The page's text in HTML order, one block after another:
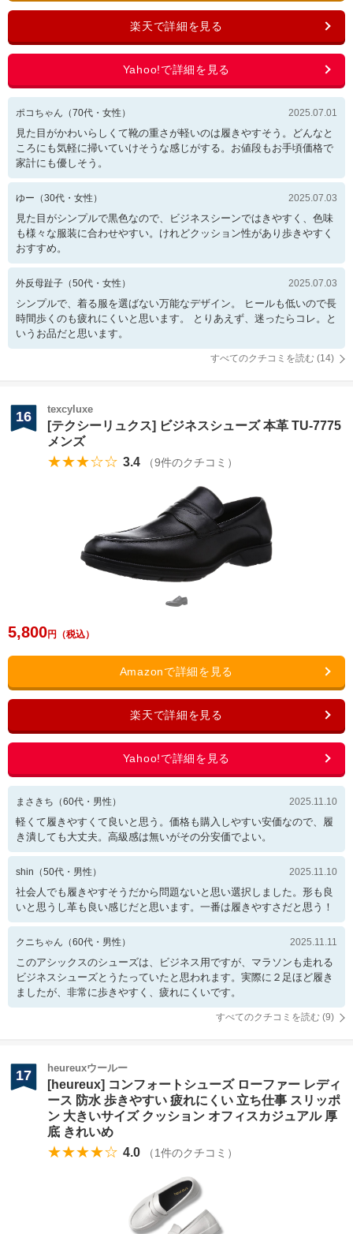
ポコちゃん （70代・ 女性 ） 2025.07.01
見た目がかわいらしくて靴の重さが軽いのは履きやすそう。どんなと
ころにも気軽に掃いていけそうな感じがする。お値段もお手頃価格で
家計にも優しそう。
ゆー （30代・ 女性 ） 2025.07.03
見た目がシンプルで黒色なので、ビジネスシーンではきやすく、色味
も様々な服装に合わせやすい。けれどクッション性があり歩きやすく
おすすめ。
外反母趾子 （50代・ 女性 ） 2025.07.03
シンプルで、着る服を選ばない万能なデザイン。 ヒールも低いので長
時間歩くのも疲れにくいと思います。 とりあえず、迷ったらコレ。と
いうお品だと思います。
すべてのクチコミを読む (14)
16 texcyluxe
[テクシーリュクス] ビジネスシューズ 本革 TU-7775
メンズ
★★★☆☆ 3.4 （9件のクチコミ）
5,800
まさきち （60代・ 男性 ） 2025.11.10
軽くて履きやすくて良いと思う。価格も購入しやすい安価なので、履
き潰しても大丈夫。高級感は無いがその分安価でよい。
shin （50代・ 男性 ） 2025.11.10
社会人でも履きやすそうだから問題ないと思い選択しました。形も良
いと思うし革も良い感じだと思います。一番は履きやすさだと思う！
クニちゃん （60代・ 男性 ） 2025.11.11
このアシックスのシューズは、ビジネス用ですが、マラソンも走れる
ビジネスシューズとうたっていたと思われます。実際に２足ほど履き
ましたが、非常に歩きやすく、疲れにくいです。
すべてのクチコミを読む (9)
17 heureuxウールー
[heureux] コンフォートシューズ ローファー レディ
ース 防水 歩きやすい 疲れにくい 立ち仕事 スリッポ
ン 大きいサイズ クッション オフィスカジュアル 厚
底 きれいめ
★★★★☆ 4.0 （1件のクチコミ）